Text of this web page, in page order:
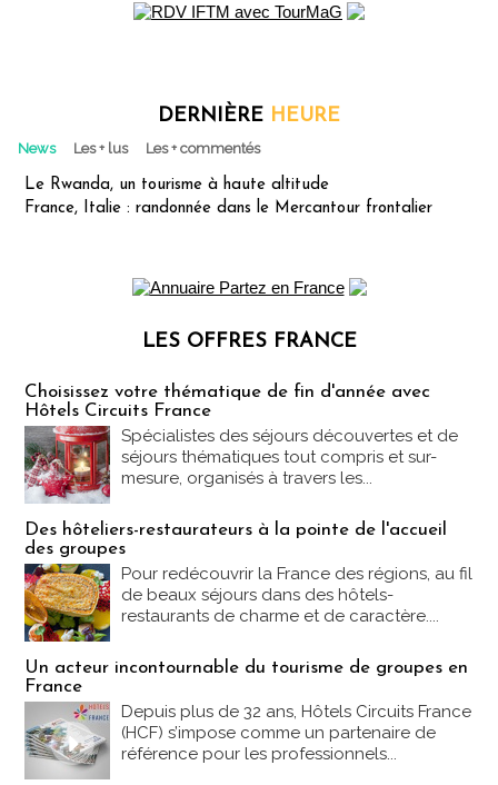
DERNIÈRE HEURE
News Les + lus Les + commentés
Le Rwanda, un tourisme à haute altitude
France, Italie : randonnée dans le Mercantour frontalier
LES OFFRES FRANCE
Choisissez votre thématique de fin d'année avec
Hôtels Circuits France
Spécialistes des séjours découvertes et de
séjours thématiques tout compris et sur-
mesure, organisés à travers les...
Des hôteliers-restaurateurs à la pointe de l'accueil
des groupes
Pour redécouvrir la France des régions, au fil
de beaux séjours dans des hôtels-
restaurants de charme et de caractère....
Un acteur incontournable du tourisme de groupes en
France
Depuis plus de 32 ans, Hôtels Circuits France
(HCF) s’impose comme un partenaire de
référence pour les professionnels...